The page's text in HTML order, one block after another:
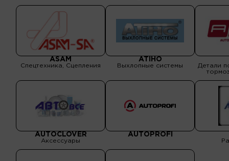
ASAM
Спецтехника, Сцепления
ATIHO
Выхлопные системы
Детали
AUTOCLOVER
Аксессуары
AUTOPROFI